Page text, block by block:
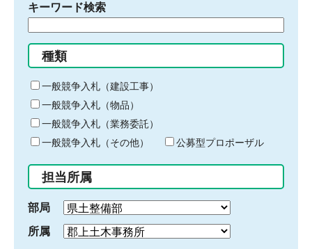
キーワード検索
る
キ
ー
ワ
ー
ド
入
力
種類
一般競争入札（建設工事）
一般競争入札（物品）
一般競争入札（業務委託）
一般競争入札（その他）
公募型プロポーザル
担当所属
部局
所属